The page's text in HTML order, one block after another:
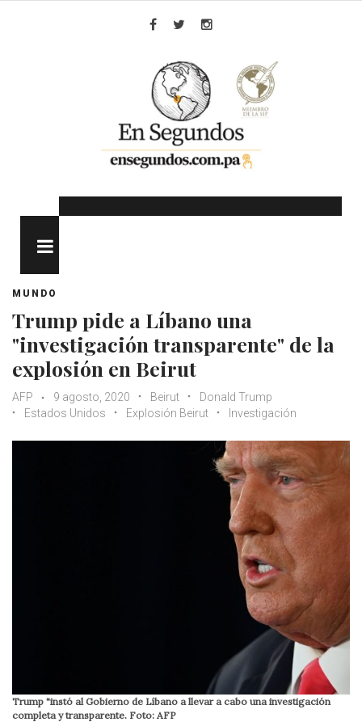
MUNDO
Trump pide a Líbano una
"investigación transparente" de la
explosión en Beirut
AFP 9 agosto, 2020 Beirut
Donald Trump
Estados Unidos
Explosión Beirut Investigación
Trump "instó al Gobierno de Líbano a llevar a cabo una investigación
completa y transparente. Foto: AFP